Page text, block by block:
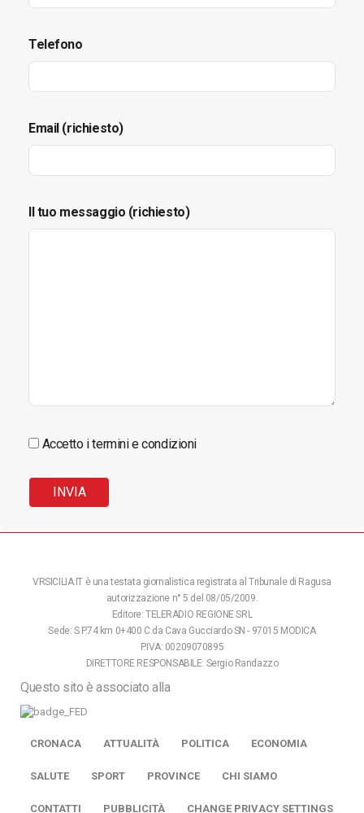
Telefono
Email (richiesto)
Il tuo messaggio (richiesto)
Accetto i termini e condizioni
VRSICILIA.IT è una testata giornalistica registrata al Tribunale di Ragusa
autorizzazione n° 5 del 08/05/2009.
Editore: TELERADIO REGIONE SRL
Sede: S.P.74 km 0+400 C.da Cava Gucciardo SN - 97015 MODICA
P.IVA: 00209070895
DIRETTORE RESPONSABILE: Sergio Randazzo
Questo sito è associato alla
CRONACA ATTUALITÀ POLITICA ECONOMIA
SALUTE SPORT PROVINCE CHI SIAMO
CONTATTI PUBBLICITÀ CHANGE PRIVACY SETTINGS